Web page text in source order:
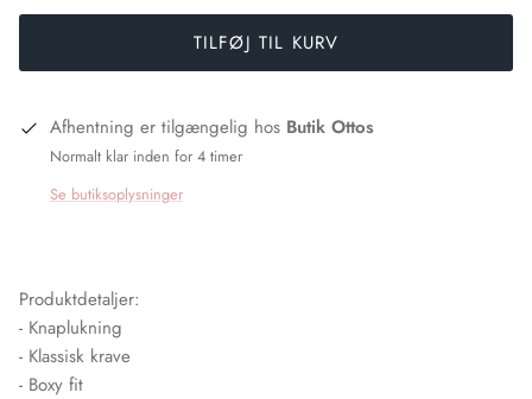
TILFØJ TIL KURV
Afhentning er tilgængelig hos Butik Ottos
Normalt klar inden for 4 timer
Se butiksoplysninger
Produktdetaljer:
- Knaplukning
- Klassisk krave
- Boxy fit